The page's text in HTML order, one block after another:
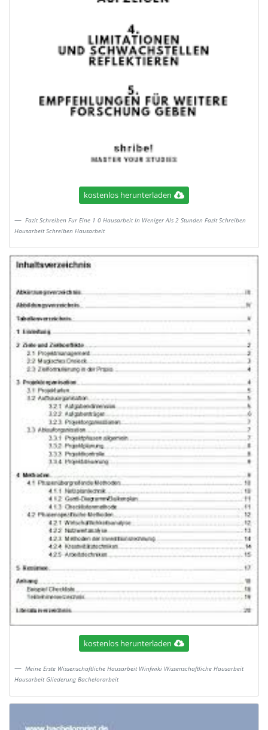
kostenlos herunterladen
Fazit Schreiben Fur Eine 1 0 Hausarbeit In Weniger Als 2 Stunden Fazit Schreiben
Hausarbeit Schreiben Hausarbeit
kostenlos herunterladen
Meine Erste Wissenschaftliche Hausarbeit Winfwiki Wissenschaftliche Hausarbeit
Hausarbeit Gliederung Bachelorarbeit